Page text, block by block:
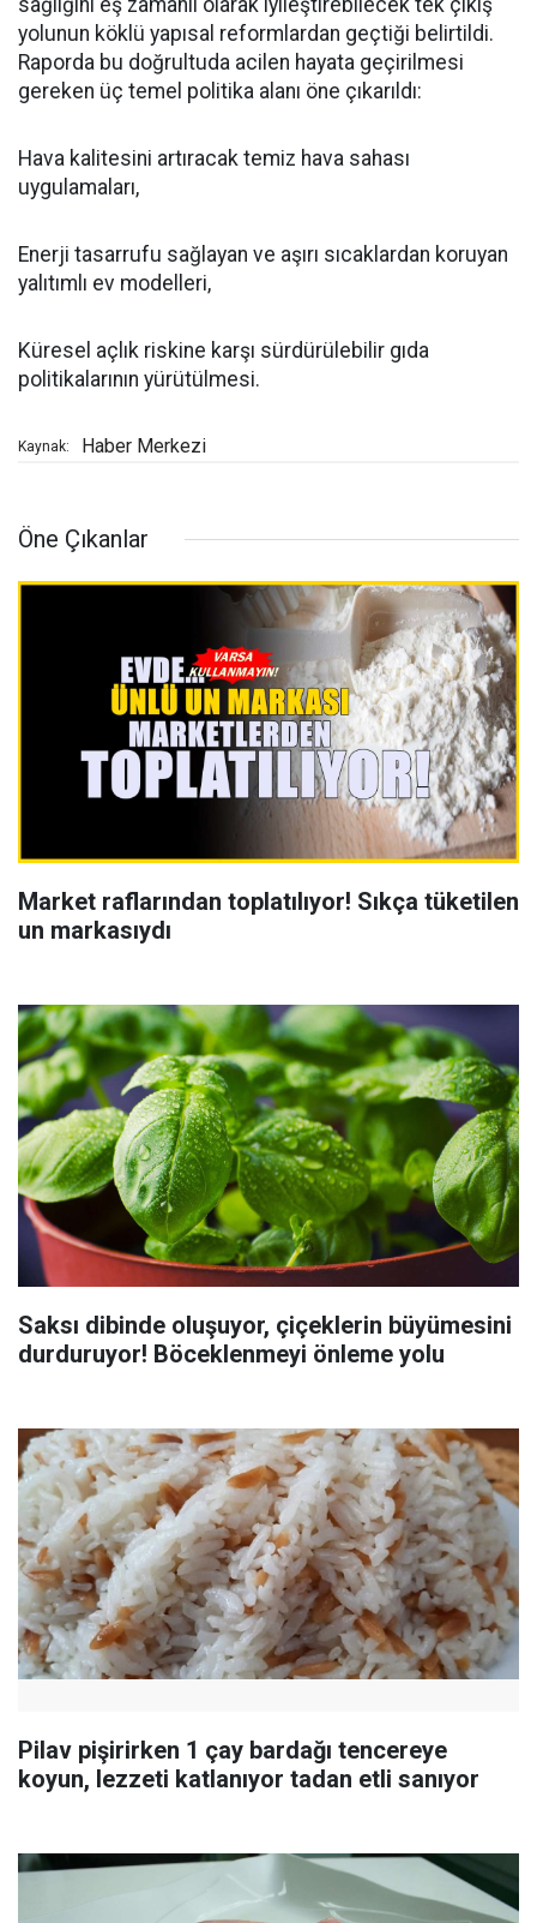
sağlığını eş zamanlı olarak iyileştirebilecek tek çıkış
yolunun köklü yapısal reformlardan geçtiği belirtildi.
Raporda bu doğrultuda acilen hayata geçirilmesi
gereken üç temel politika alanı öne çıkarıldı:
Hava kalitesini artıracak temiz hava sahası
uygulamaları,
Enerji tasarrufu sağlayan ve aşırı sıcaklardan koruyan
yalıtımlı ev modelleri,
Küresel açlık riskine karşı sürdürülebilir gıda
politikalarının yürütülmesi.
Kaynak: Haber Merkezi
Öne Çıkanlar
Market raflarından toplatılıyor! Sıkça tüketilen
un markasıydı
Saksı dibinde oluşuyor, çiçeklerin büyümesini
durduruyor! Böceklenmeyi önleme yolu
Pilav pişirirken 1 çay bardağı tencereye
koyun, lezzeti katlanıyor tadan etli sanıyor